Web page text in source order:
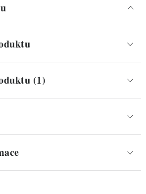
(1)